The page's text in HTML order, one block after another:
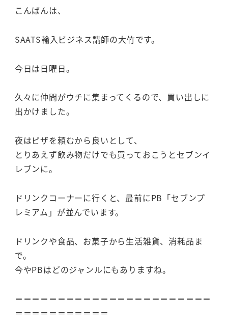
こんばんは、
SAATS輸入ビジネス講師の大竹です。
今日は日曜日。
久々に仲間がウチに集まってくるので、買い出しに
出かけました。
夜はピザを頼むから良いとして、
とりあえず飲み物だけでも買っておこうとセブンイ
レブンに。
ドリンクコーナーに行くと、最前にPB「セブンプ
レミアム」が並んでいます。
ドリンクや食品、お菓子から生活雑貨、消耗品ま
で。
今やPBはどのジャンルにもありますね。
＝＝＝＝＝＝＝＝＝＝＝＝＝＝＝＝＝＝＝＝＝＝＝
＝＝＝＝＝＝＝＝＝＝＝